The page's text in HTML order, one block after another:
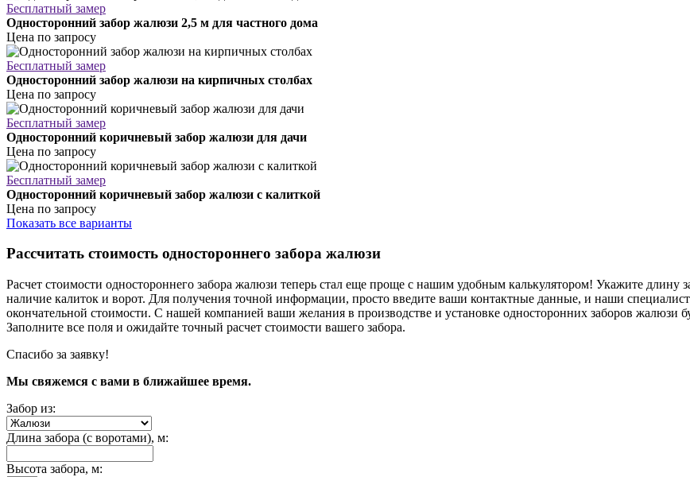
Бесплатный замер
Односторонний забор жалюзи 2,5 м для частного дома
Цена по запросу
Бесплатный замер
Односторонний забор жалюзи на кирпичных столбах
Цена по запросу
Бесплатный замер
Односторонний коричневый забор жалюзи для дачи
Цена по запросу
Бесплатный замер
Односторонний коричневый забор жалюзи с калиткой
Цена по запросу
Показать все варианты
Рассчитать стоимость одностороннего забора жалюзи
Расчет стоимости одностороннего забора жалюзи теперь стал еще проще с нашим удобным калькулятором! Укажите длину
наличие калиток и ворот. Для получения точной информации, просто введите ваши контактные данные, и наши
окончательной стоимости. С нашей компанией ваши желания в производстве и установке односторонних заборов жалюзи
Заполните все поля и ожидайте точный расчет стоимости вашего забора.
Спасибо за заявку!
Мы свяжемся с вами в ближайшее время.
Забор из:
Длина забора (с воротами), м:
Высота забора, м: